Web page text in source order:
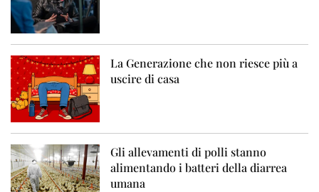
La Generazione che non riesce più a
uscire di casa
Gli allevamenti di polli stanno
alimentando i batteri della diarrea
umana